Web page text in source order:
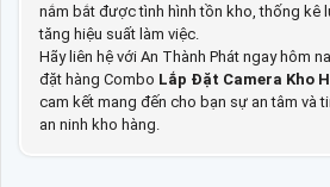
nắm bắt được tình hình tồn kho, thống kê
tăng hiệu suất làm việc.
Hãy liên hệ với An Thành Phát ngay hôm
đặt hàng Combo Lắp Đặt Camera Kho
cam kết mang đến cho bạn sự an tâm và
an ninh kho hàng.